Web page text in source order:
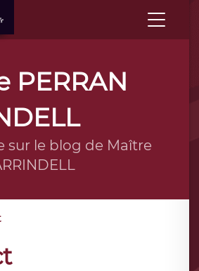
PERRAN
sur le blog de Maître